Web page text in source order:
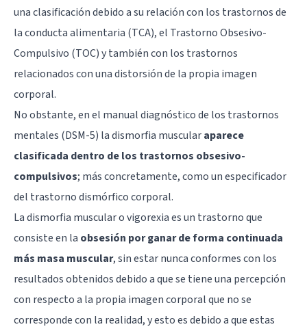
una clasificación debido a su relación con los trastornos de
la conducta alimentaria (TCA), el Trastorno Obsesivo-
Compulsivo (TOC) y también con los trastornos
relacionados con una distorsión de la propia imagen
corporal.
No obstante, en el manual diagnóstico de los trastornos
mentales (DSM-5) la dismorfia muscularaparece
clasificada dentro de los trastornos obsesivo-
compulsivos; más concretamente, como un especificador
del trastorno dismórfico corporal.
La dismorfia muscular o vigorexia es un trastorno que
consiste en la obsesión por ganar de forma continuada
más masa muscular, sin estar nunca conformes con los
resultados obtenidos debido a que se tiene una percepción
con respecto a la propia imagen corporal que no se
corresponde con la realidad, y esto es debido a que estas